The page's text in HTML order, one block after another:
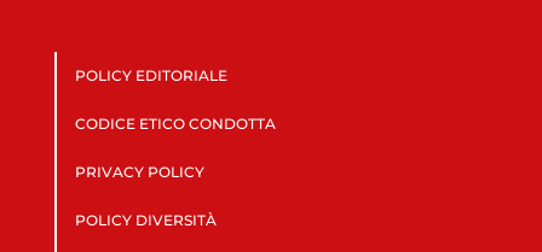
POLICY EDITORIALE
CODICE ETICO CONDOTTA
PRIVACY POLICY
POLICY DIVERSITÀ